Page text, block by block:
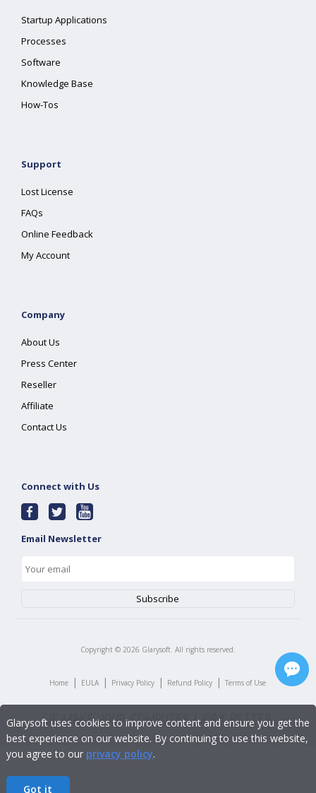
Startup Applications
Processes
Software
Knowledge Base
How-Tos
Support
Lost License
FAQs
Online Feedback
My Account
Company
About Us
Press Center
Reseller
Affiliate
Contact Us
Connect with Us
Email Newsletter
Copyright © 2026 Glarysoft. All rights reserved.
Home | EULA | Privacy Policy | Refund Policy | Terms of Use
Glarysoft uses cookies to improve content and ensure you get the
best experience on our website. By continuing to use this website,
you agree to our privacy policy.
Got it